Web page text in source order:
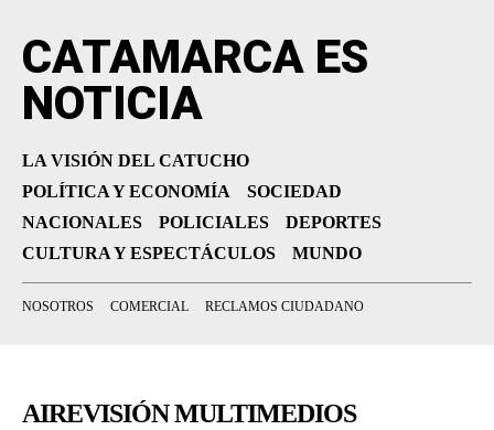
CATAMARCA ES
NOTICIA
LA VISIÓN DEL CATUCHO
POLÍTICA Y ECONOMÍA
SOCIEDAD
NACIONALES
POLICIALES
DEPORTES
CULTURA Y ESPECTÁCULOS
MUNDO
NOSOTROS COMERCIAL RECLAMOS CIUDADANO
AIREVISIÓN MULTIMEDIOS